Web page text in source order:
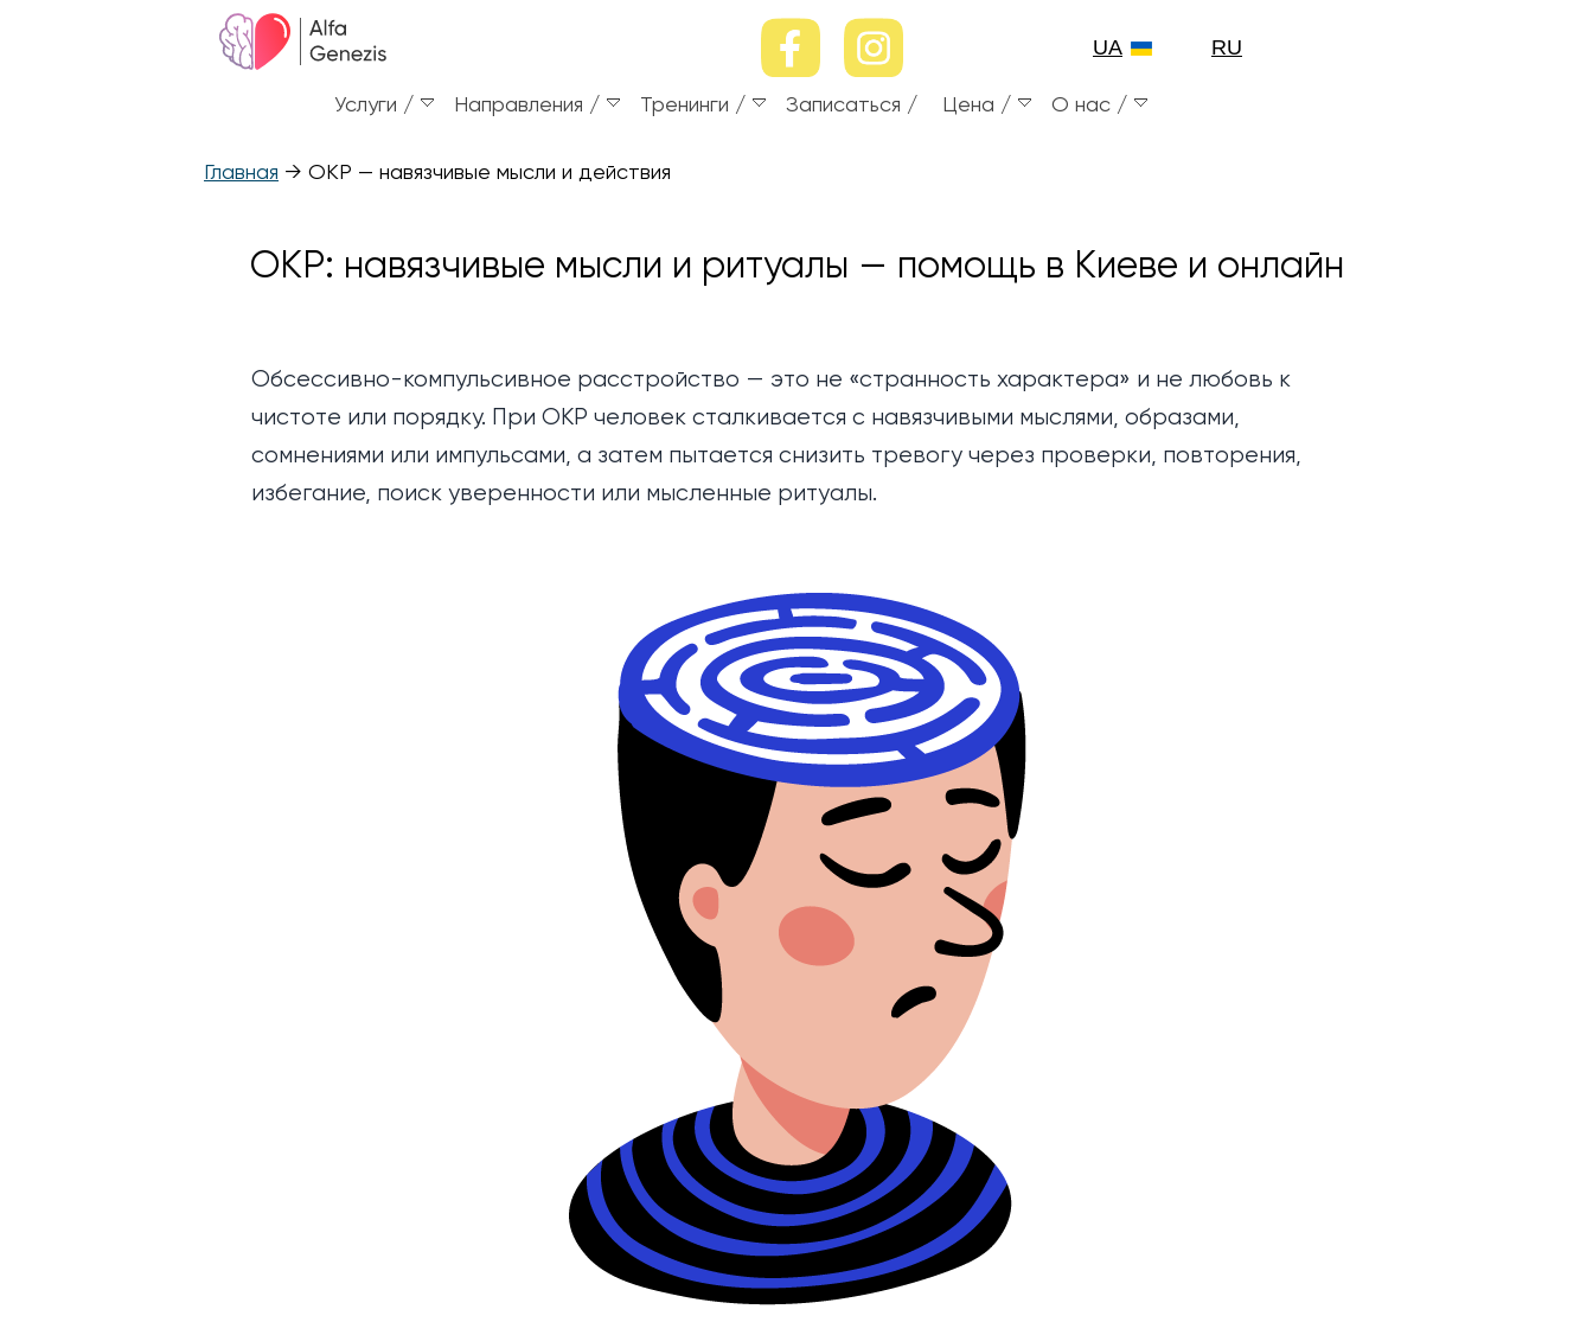
Услуги Направления Тренинги Записаться Цена О нас
UA RU
Главная → ОКР — навязчивые мысли и действия
ОКР: навязчивые мысли и ритуалы — помощь в Киеве и онлайн
Обсессивно-компульсивное расстройство — это не «странность характера» и не любовь к
чистоте или порядку. При ОКР человек сталкивается с навязчивыми мыслями, образами,
сомнениями или импульсами, а затем пытается снизить тревогу через проверки, повторения,
избегание, поиск уверенности или мысленные ритуалы.